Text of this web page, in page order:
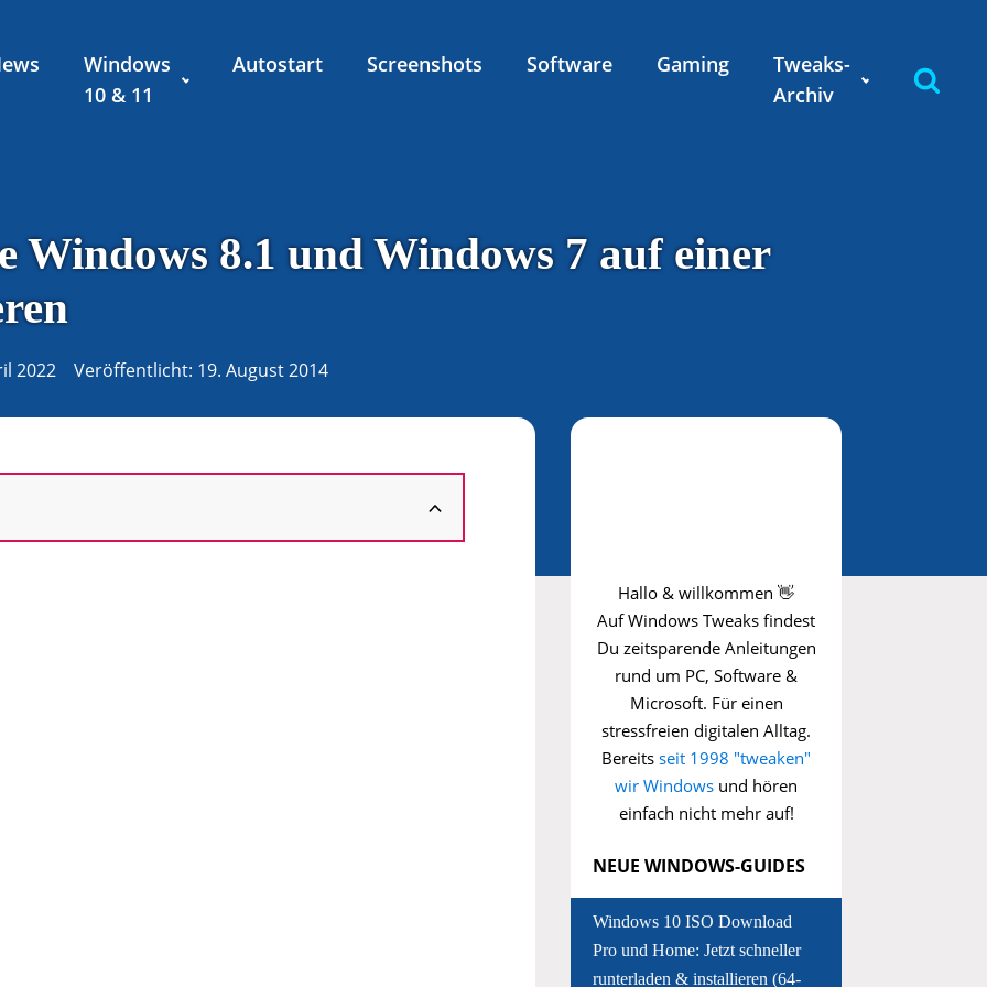
Windows
10 & 11
Autostart Screenshots Software Gaming
Tweaks-
Archiv
Windows 8.1 und Windows 7 auf einer
2022 Veröffentlicht: 19. August 2014
Hallo & willkommen 👋
Auf Windows Tweaks findest
Du zeitsparende Anleitungen
rund um PC, Software &
Microsoft. Für einen
stressfreien digitalen Alltag.
Bereits seit 1998 "tweaken"
wir Windows und hören
einfach nicht mehr auf!
NEUE WINDOWS-GUIDES
Windows 10 ISO Download
Pro und Home: Jetzt schneller
runterladen & installieren (64-